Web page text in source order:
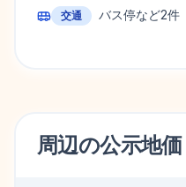
交通 バス停など2件
周辺の公示地価